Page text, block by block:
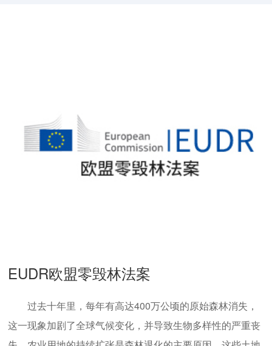
EUDR欧盟零毁林法案
过去十年里，每年有高达400万公顷的原始森林消失，
这一现象加剧了全球气候变化，并导致生物多样性的严重丧